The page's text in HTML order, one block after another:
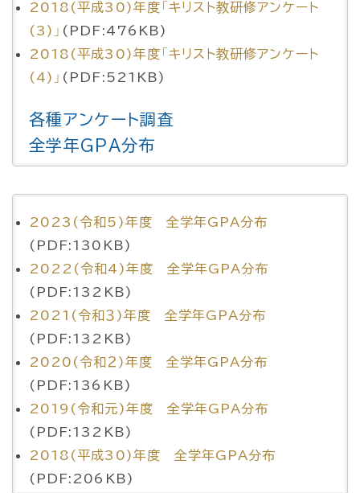
2018(平成30)年度「キリスト教研修アンケート
(3)」 (PDF:476KB)
2018(平成30)年度「キリスト教研修アンケート
(4)」 (PDF:521KB)
各種アンケート調査
全学年GPA分布
2023(令和5)年度 全学年GPA分布
(PDF:130KB)
2022(令和4)年度 全学年GPA分布
(PDF:132KB)
2021 (令和３)年度 全学年GPA分布
(PDF:132KB)
2020(令和２)年度 全学年GPA分布
(PDF:136KB)
2019(令和元)年度 全学年GPA分布
(PDF:132KB)
2018(平成30)年度 全学年GPA分布
(PDF:206KB)